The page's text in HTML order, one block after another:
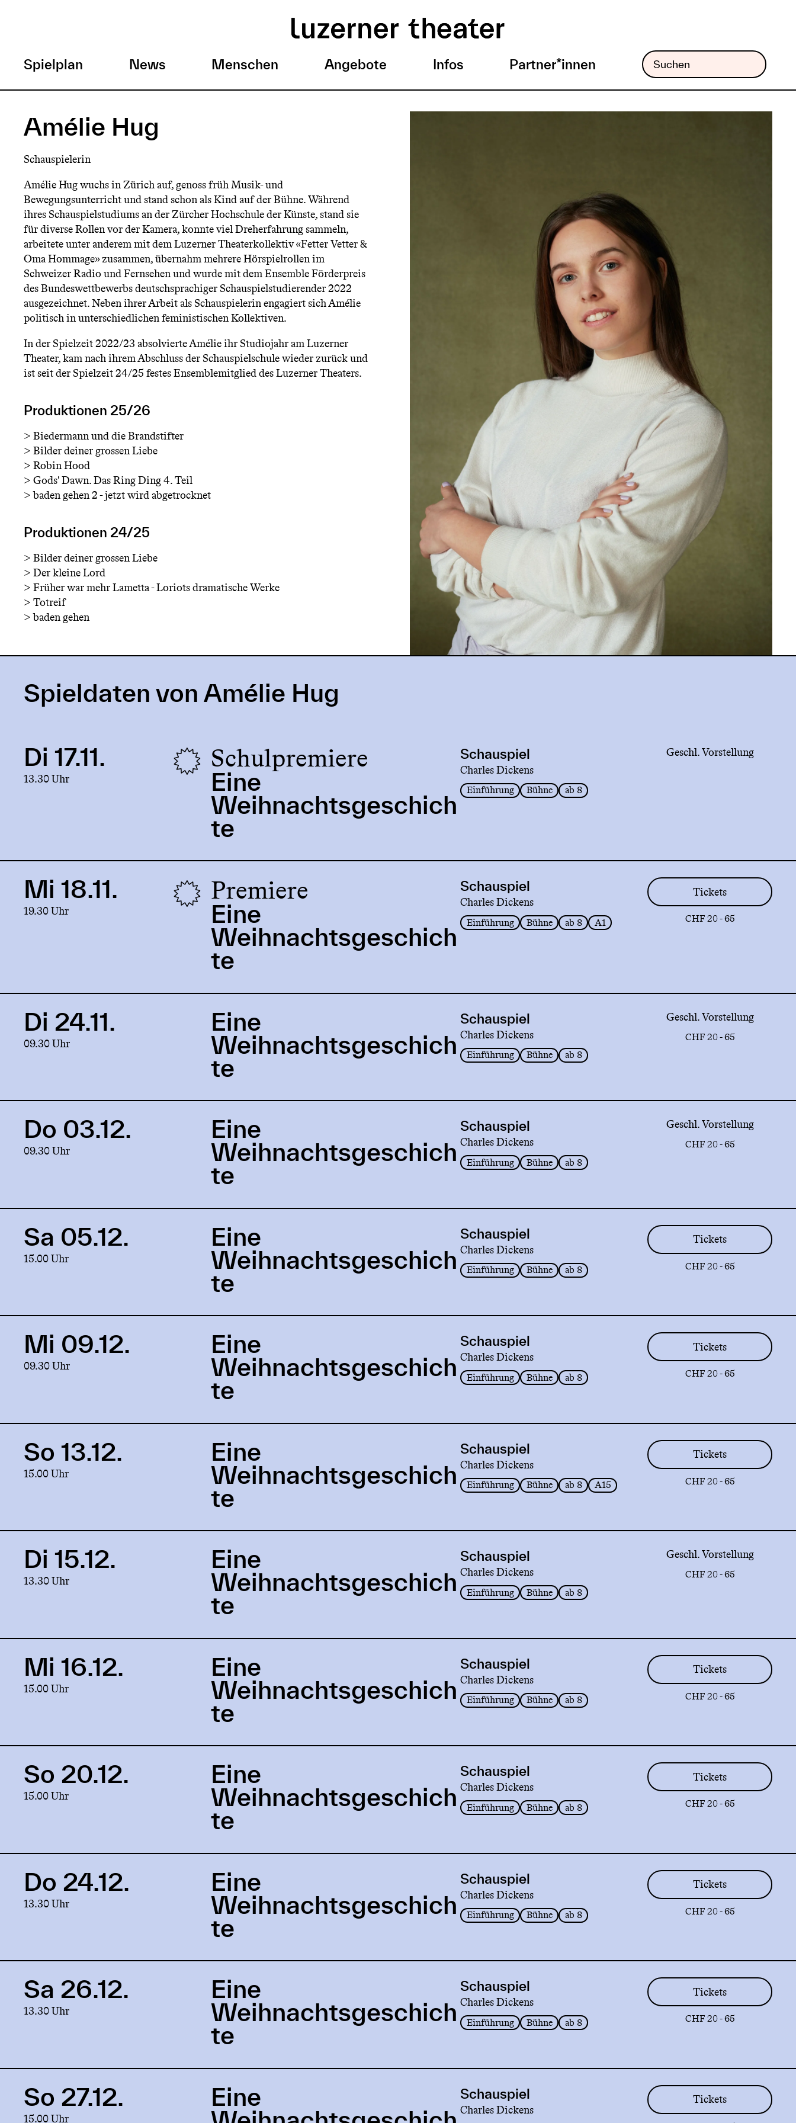
Inhalt
H
a
u
p
t
m
e
n
ü
Spielplan News Menschen Angebote Infos Partner*innen
Amélie Hug
Schauspielerin
Amélie Hug wuchs in Zürich auf, genoss früh Musik- und
Bewegungsunterricht und stand schon als Kind auf der Bühne. Während
ihres Schauspielstudiums an der Zürcher Hochschule der Künste, stand sie
für diverse Rollen vor der Kamera, konnte viel Dreherfahrung sammeln,
arbeitete unter anderem mit dem Luzerner Theaterkollektiv «Fetter Vetter &
Oma Hommage» zusammen, übernahm mehrere Hörspielrollen im
Schweizer Radio und Fernsehen und wurde mit dem Ensemble Förderpreis
des Bundeswettbewerbs deutschsprachiger Schauspielstudierender 2022
ausgezeichnet. Neben ihrer Arbeit als Schauspielerin engagiert sich Amélie
politisch in unterschiedlichen feministischen Kollektiven.
In der Spielzeit 2022/23 absolvierte Amélie ihr Studiojahr am Luzerner
Theater, kam nach ihrem Abschluss der Schauspielschule wieder zurück und
ist seit der Spielzeit 24/25 festes Ensemblemitglied des Luzerner Theaters.
Produktionen 25/26
>Biedermann und die Brandstifter
>Bilder deiner grossen Liebe
>Robin Hood
>Gods' Dawn. Das Ring Ding 4. Teil
>baden gehen 2 - jetzt wird abgetrocknet
Produktionen 24/25
>Bilder deiner grossen Liebe
>Der kleine Lord
>Früher war mehr Lametta - Loriots dramatische Werke
>Totreif
>baden gehen
Spieldaten von Amélie Hug
production
Di 17.11.
13.30 Uhr
Schulpremiere
Eine
Weihnachtsgeschich
te
Schauspiel
Charles Dickens
Einführung Bühne ab 8
Geschl. Vorstellung
production
Mi 18.11.
19.30 Uhr
Premiere
Eine
Weihnachtsgeschich
te
Schauspiel
Charles Dickens
Einführung Bühne ab 8 A1 CHF 20 - 65
Tickets
production
Di 24.11.
09.30 Uhr
Eine
Weihnachtsgeschich
te
Schauspiel
Charles Dickens
Einführung Bühne ab 8
CHF 20 - 65
Geschl. Vorstellung
production
Do 03.12.
09.30 Uhr
Eine
Weihnachtsgeschich
te
Schauspiel
Charles Dickens
Einführung Bühne ab 8
CHF 20 - 65
Geschl. Vorstellung
production
Sa 05.12.
15.00 Uhr
Eine
Weihnachtsgeschich
te
Schauspiel
Charles Dickens
Einführung Bühne ab 8 CHF 20 - 65
Tickets
production
Mi 09.12.
09.30 Uhr
Eine
Weihnachtsgeschich
te
Schauspiel
Charles Dickens
Einführung Bühne ab 8 CHF 20 - 65
Tickets
production
So 13.12.
15.00 Uhr
Eine
Weihnachtsgeschich
te
Schauspiel
Charles Dickens
Einführung Bühne ab 8 A15 CHF 20 - 65
Tickets
production
Di 15.12.
13.30 Uhr
Eine
Weihnachtsgeschich
te
Schauspiel
Charles Dickens
Einführung Bühne ab 8
CHF 20 - 65
Geschl. Vorstellung
production
Mi 16.12.
15.00 Uhr
Eine
Weihnachtsgeschich
te
Schauspiel
Charles Dickens
Einführung Bühne ab 8 CHF 20 - 65
Tickets
production
So 20.12.
15.00 Uhr
Eine
Weihnachtsgeschich
te
Schauspiel
Charles Dickens
Einführung Bühne ab 8 CHF 20 - 65
Tickets
production
Do 24.12.
13.30 Uhr
Eine
Weihnachtsgeschich
te
Schauspiel
Charles Dickens
Einführung Bühne ab 8 CHF 20 - 65
Tickets
production
Sa 26.12.
13.30 Uhr
Eine
Weihnachtsgeschich
te
Schauspiel
Charles Dickens
Einführung Bühne ab 8 CHF 20 - 65
Tickets
So 27.12.
15.00 Uhr
Eine
Schauspiel
Charles Dickens
Tickets